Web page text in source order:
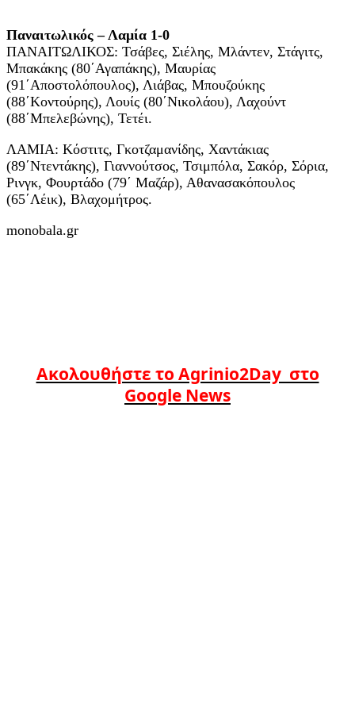
Παναιτωλικός – Λαμία 1-0
ΠΑΝΑΙΤΩΛΙΚΟΣ: Τσάβες, Σιέλης, Μλάντεν, Στάγιτς,
Μπακάκης (80΄Αγαπάκης), Μαυρίας
(91΄Αποστολόπουλος), Λιάβας, Μπουζούκης
(88΄Κοντούρης), Λουίς (80΄Νικολάου), Λαχούντ
(88΄Μπελεβώνης), Τετέι.
ΛΑΜΙΑ: Κόστιτς, Γκοτζαμανίδης, Χαντάκιας
(89΄Ντεντάκης), Γιαννούτσος, Τσιμπόλα, Σακόρ, Σόρια,
Ρινγκ, Φουρτάδο (79΄ Μαζάρ), Αθανασακόπουλος
(65΄Λέικ), Βλαχομήτρος.
monobala.gr
Ακολουθήστε το Agrinio2Day στο
Google News